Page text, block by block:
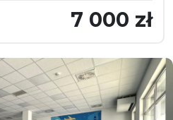
7 000 zł